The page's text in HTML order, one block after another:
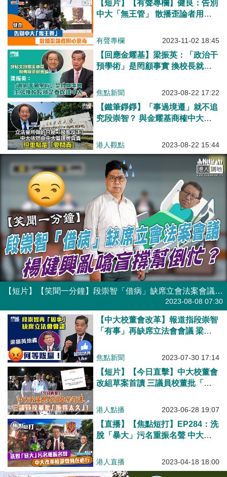
【短片】【有聲專欄】健良：告別
中大「無王管」 散播歪論者用心
有聲專欄 2023-11-02 18:45
【回應金耀基】梁振英：「政治干
預學術」是罔顧事實 換校長就是
焦點新聞 2023-08-22 17:22
【鐵筆錚錚】「事過境遷」就不追
究段崇智？ 與金耀基商榷中大改
港人觀點 2023-08-22 15:44
【短片】【笑聞一分鐘】段崇智「借病」缺席立會法案會議 楊健興亂噏盲撐幫倒忙？
2023-08-08 07:30
【中大校董會改革】報道指段崇智
「有事」再缺席立法會會議 梁振
焦點新聞 2023-07-30 17:14
【短片】【今日直擊】中大校董會
改組草案首讀 三議員校董批「拖
港人點播 2023-06-28 19:07
【直播】【焦點短打】EP284：洗
脫「暴大」污名重振名聲 中大改
港人直播 2023-04-18 18:00